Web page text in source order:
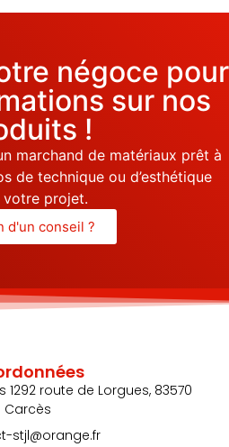
négoce pour
sur nos
!
marchand de matériaux prêt à
de technique ou d’esthétique
votre projet.
d'un conseil ?
route de Lorgues, 83570
Carcès
stjl@orange.fr